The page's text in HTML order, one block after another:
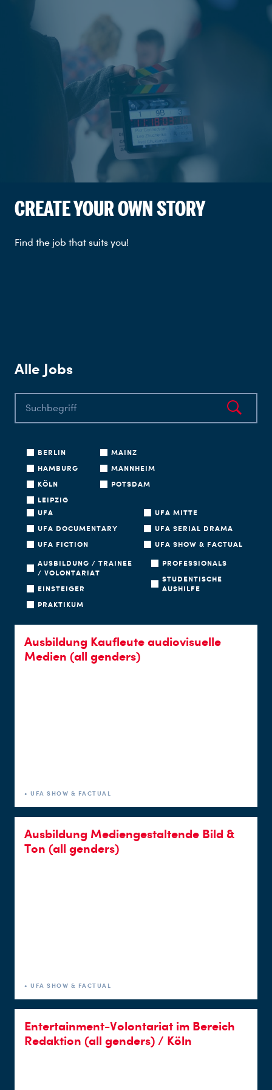
CREATE YOUR OWN STORY
Find the job that suits you!
Alle Jobs
BERLIN
HAMBURG
KÖLN
LEIPZIG
MAINZ
MANNHEIM
POTSDAM
UFA
UFA DOCUMENTARY
UFA FICTION
UFA MITTE
UFA SERIAL DRAMA
UFA SHOW & FACTUAL
AUSBILDUNG / TRAINEE
/ VOLONTARIAT
EINSTEIGER
PRAKTIKUM
PROFESSIONALS
STUDENTISCHE
AUSHILFE
Ausbildung Kaufleute audiovisuelle
Medien (all genders)
• UFA SHOW & FACTUAL
Ausbildung Mediengestaltende Bild &
Ton (all genders)
• UFA SHOW & FACTUAL
Entertainment-Volontariat im Bereich
Redaktion (all genders) / Köln